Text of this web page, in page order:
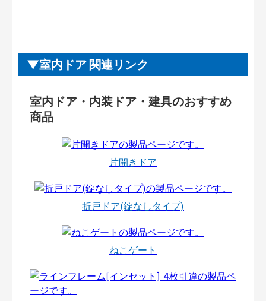
室内ドア 関連リンク
室内ドア・内装ドア・建具のおすすめ
商品
片開きドア
折戸ドア(錠なしタイプ)
ねこゲート